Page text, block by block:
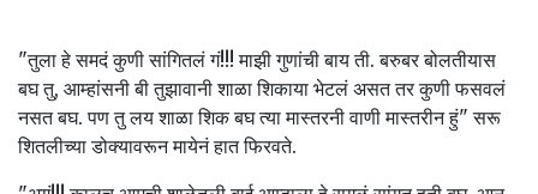
"तुला हे समदं कुणी सांगितलं गं!!! माझी गुणांची बाय ती. बरुबर बोलतीयास
बघ तु, आम्हांसनी बी तुझावानी शाळा शिकाया भेटलं असत तर कुणी फसवलं
नसत बघ. पण तु लय शाळा शिक बघ त्या मास्तरनी वाणी मास्तरीन हुं" सरू
शितलीच्या डोक्यावरून मायेनं हात फिरवते.